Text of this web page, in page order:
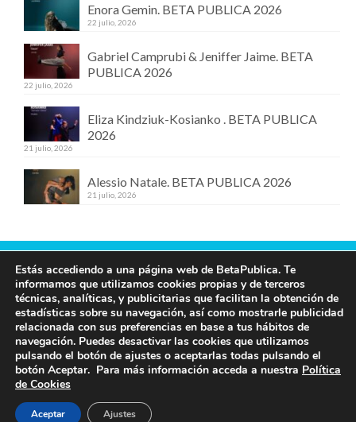
Enora Gemin. BETA PUBLICA 2026
22 julio, 2026
Gabriel Camprubi & Jeniffer Jaime. BETA
PUBLICA 2026
22 julio, 2026
Eliza Kindziuk-Kosianko . BETA PUBLICA
2026
21 julio, 2026
Alessio Natale. BETA PUBLICA 2026
21 julio, 2026
Contacta con nosotros
609 19 97 00
info@betapublica.org
© Beta Publica -Aviso Legal y de privacidad
Estás accediendo a una página web de BetaPublica. Te
informamos que utilizamos cookies propias y de terceros
técnicas, analíticas, y publicitarias que facilitan la obtención de
estadísticas sobre su navegación, así como mostrarle publicidad
relacionada con sus preferencias en base a tus hábitos de
navegación. Puedes desactivar las cookies que utilizamos
pulsando el botón de ajustes o aceptarlas todas pulsando el
botón Aceptar. Para más información acceda a nuestra Política
de Cookies
Aceptar Ajustes